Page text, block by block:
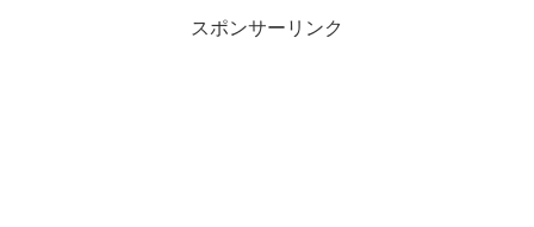
スポンサーリンク